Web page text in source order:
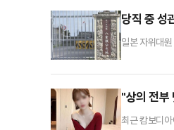
당직 중 성
일본 자위대
2022년 11월
"상의 전부
최근 캄보디